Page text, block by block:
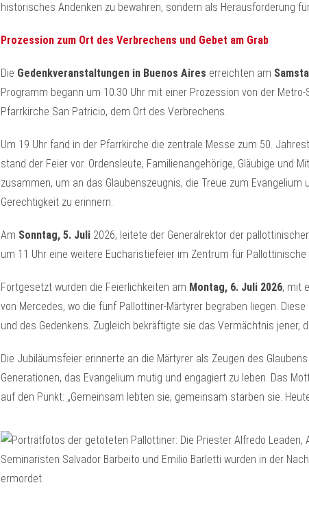
historisches Andenken zu bewahren, sondern als Herausforderung
Prozession zum Ort des Verbrechens und Gebet am Grab
Die Gedenkveranstaltungen in Buenos Aires erreichten am
Programm begann um 10.30 Uhr mit einer Prozession von der
Pfarrkirche San Patricio, dem Ort des Verbrechens.
Um 19 Uhr fand in der Pfarrkirche die zentrale Messe zum 50.
stand der Feier vor. Ordensleute, Familienangehörige, Gläubige und
zusammen, um an das Glaubenszeugnis, die Treue zum
Gerechtigkeit zu erinnern.
Am Sonntag, 5. Juli2026, leitete der Generalrektor der
um 11 Uhr eine weitere Eucharistiefeier im Zentrum für Pallottinische
Fortgesetzt wurden die Feierlichkeiten am Montag, 6. Juli 2026, mit
von Mercedes, wo die fünf Pallottiner-Märtyrer begraben liegen.
und des Gedenkens. Zugleich bekräftigte sie das Vermächtnis jener,
Die Jubiläumsfeier erinnerte an die Märtyrer als Zeugen des
Generationen, das Evangelium mutig und engagiert zu leben. Das
auf den Punkt: „Gemeinsam lebten sie, gemeinsam starben sie.